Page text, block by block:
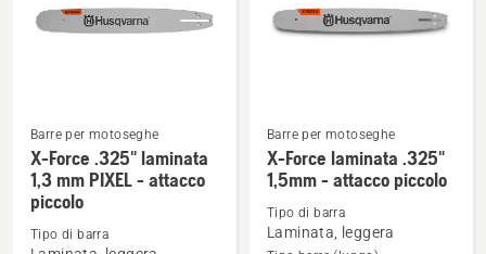
attacco
piccolo
attacco
Vedi
maggiori
dettagli
su
Barre per motoseghe
X-Force .325" laminata
1,3 mm PIXEL - attacco
piccolo
Tipo di barra
Vedi
maggiori
su
Barre per motoseghe
X-Force laminata .325"
1,5mm - attacco piccolo
Tipo di barra
Laminata, leggera